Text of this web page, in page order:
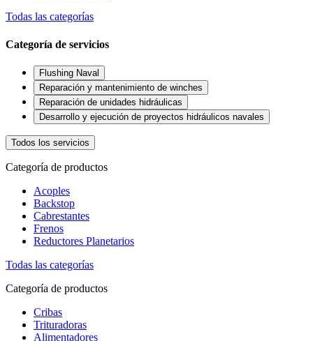
Todas las categorías
Categoría de servicios
Flushing Naval
Reparación y mantenimiento de winches
Reparación de unidades hidráulicas
Desarrollo y ejecución de proyectos hidráulicos navales
Todos los servicios
Categoría de productos
Acoples
Backstop
Cabrestantes
Frenos
Reductores Planetarios
Todas las categorías
Categoría de productos
Cribas
Trituradoras
Alimentadores